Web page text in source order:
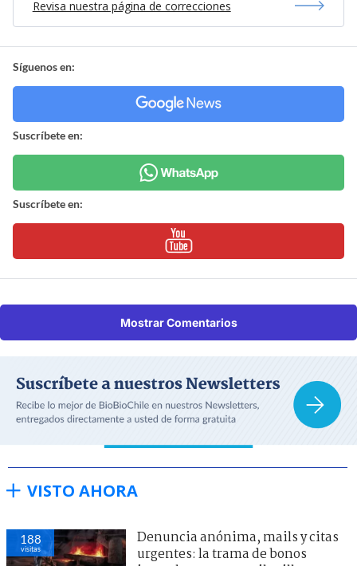
Revisa nuestra página de correcciones
Síguenos en:
Suscríbete en:
Suscríbete en:
Mostrar Comentarios
VISTO AHORA
188
visitas
Denuncia anónima, mails y citas
urgentes: la trama de bonos